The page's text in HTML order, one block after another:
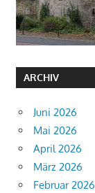
ARCHIV
Juni 2026
Mai 2026
April 2026
März 2026
Februar 2026